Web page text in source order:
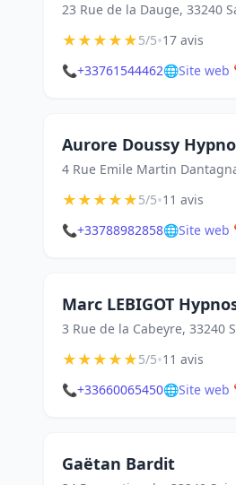
23 Rue de la Dauge, 33240
★★★★★5/5•17 avis
📞+33761544462🌐Site web
Aurore Doussy
4 Rue Emile Martin
★★★★★5/5•11 avis
📞+33788982858🌐Site web
Marc LEBIGOT
3 Rue de la Cabeyre, 33240
★★★★★5/5•11 avis
📞+33660065450🌐Site web
Gaëtan Bardit